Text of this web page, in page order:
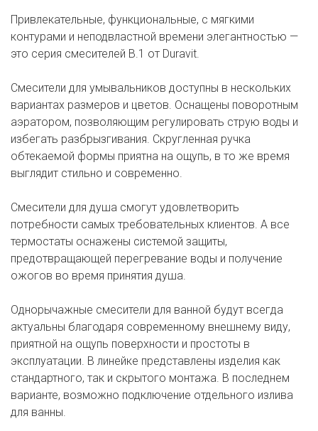
Привлекательные, функциональные, с мягкими
контурами и неподвластной времени элегантностью —
это серия смесителей B.1 от Duravit.
Смесители для умывальников доступны в нескольких
вариантах размеров и цветов. Оснащены поворотным
аэратором, позволяющим регулировать струю воды и
избегать разбрызгивания. Скругленная ручка
обтекаемой формы приятна на ощупь, в то же время
выглядит стильно и современно.
Смесители для душа смогут удовлетворить
потребности самых требовательных клиентов. А все
термостаты оснажены системой защиты,
предотвращающей перегревание воды и получение
ожогов во время принятия душа.
Однорычажные смесители для ванной будут всегда
актуальны благодаря современному внешнему виду,
приятной на ощупь поверхности и простоты в
эксплуатации. В линейке представлены изделия как
стандартного, так и скрытого монтажа. В последнем
варианте, возможно подключение отдельного излива
для ванны.